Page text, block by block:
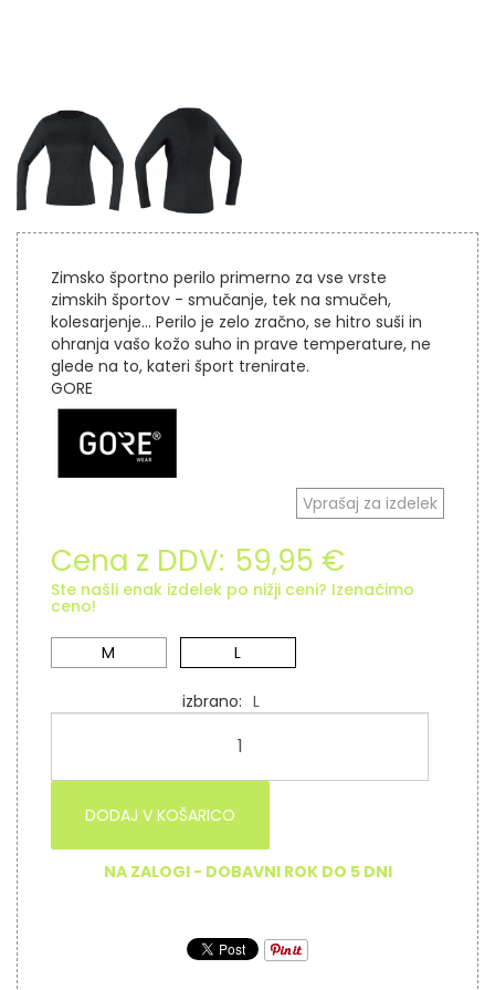
Zimsko športno perilo primerno za vse vrste
zimskih športov - smučanje, tek na smučeh,
kolesarjenje... Perilo je zelo zračno, se hitro suši in
ohranja vašo kožo suho in prave temperature, ne
glede na to, kateri šport trenirate.
GORE
Vprašaj za izdelek
Cena z DDV: 59,95 €
Ste našli enak izdelek po nižji ceni? Izenačimo
ceno!
M L
izbrano L
DODAJ V KOŠARICO
NA ZALOGI - DOBAVNI ROK DO 5 DNI